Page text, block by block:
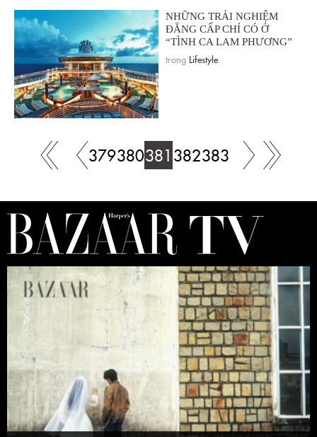
NHỮNG TRẢI NGHIỆM
ĐẲNG CẤP CHỈ CÓ Ở
“TÌNH CA LAM PHƯƠNG”
trong Lifestyle
379380381 382383